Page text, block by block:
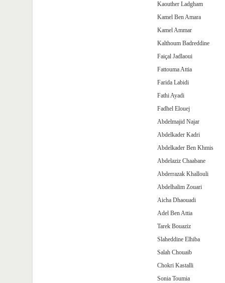
Kaouther Ladgham
Kamel Ben Amara
Kamel Ammar
Kalthoum Badreddine
Faiçal Jadlaoui
Fattouma Attia
Farida Labidi
Fathi Ayadi
Fadhel Elouej
Abdelmajid Najar
Abdelkader Kadri
Abdelkader Ben Khmis
Abdelaziz Chaabane
Abderrazak Khallouli
Abdelhalim Zouari
Aicha Dhaouadi
Adel Ben Attia
Tarek Bouaziz
Slaheddine Elhiba
Salah Chouaib
Chokri Kastalli
Sonia Toumia